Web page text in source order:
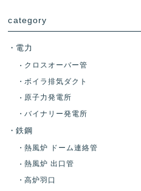
category
電力
クロスオーバー管
ボイラ排気ダクト
原子力発電所
バイナリー発電所
鉄鋼
熱風炉 ドーム連絡管
熱風炉 出口管
高炉羽口